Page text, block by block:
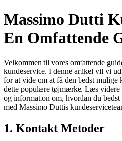
Massimo Dutti
En Omfattende
Velkommen til vores omfattende
kundeservice. I denne artikel vil vi
for at vide om at få den bedst mulige
dette populære tøjmærke. Læs videre
og information om, hvordan du bedst
med Massimo Duttis
1. Kontakt Metoder